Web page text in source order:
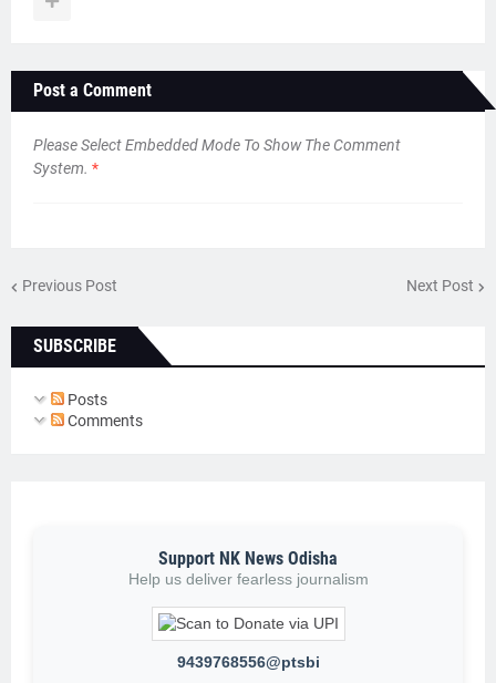
Post a Comment
Please Select Embedded Mode To Show The Comment
System. *
Previous Post Next Post
SUBSCRIBE
Posts
Comments
Support NK News Odisha
Help us deliver fearless journalism
9439768556@ptsbi